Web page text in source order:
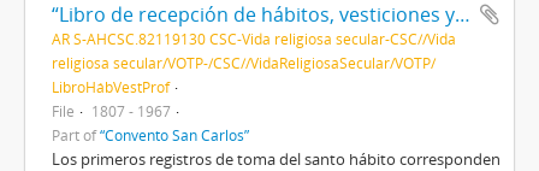
“Libro de recepción de hábitos, vesticiones y profesiones”
AR S-AHCSC.82119130 CSC-Vida religiosa secular-CSC//Vida
religiosa secular/VOTP-/CSC//VidaReligiosaSecular/VOTP/
LibroHábVestProf
File
1807 - 1967
Part of“Convento San Carlos”
Los primeros registros de toma del santo hábito corresponden